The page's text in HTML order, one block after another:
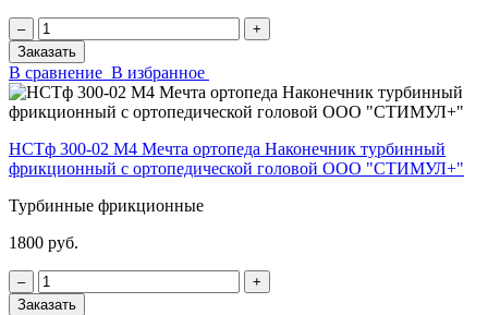
‒
+
Заказать
В сравнение В избранное
НСТф 300-02 М4 Мечта ортопеда Наконечник турбинный
фрикционный с ортопедической головой ООО "СТИМУЛ+"
Турбинные фрикционные
1800 руб.
‒
+
Заказать